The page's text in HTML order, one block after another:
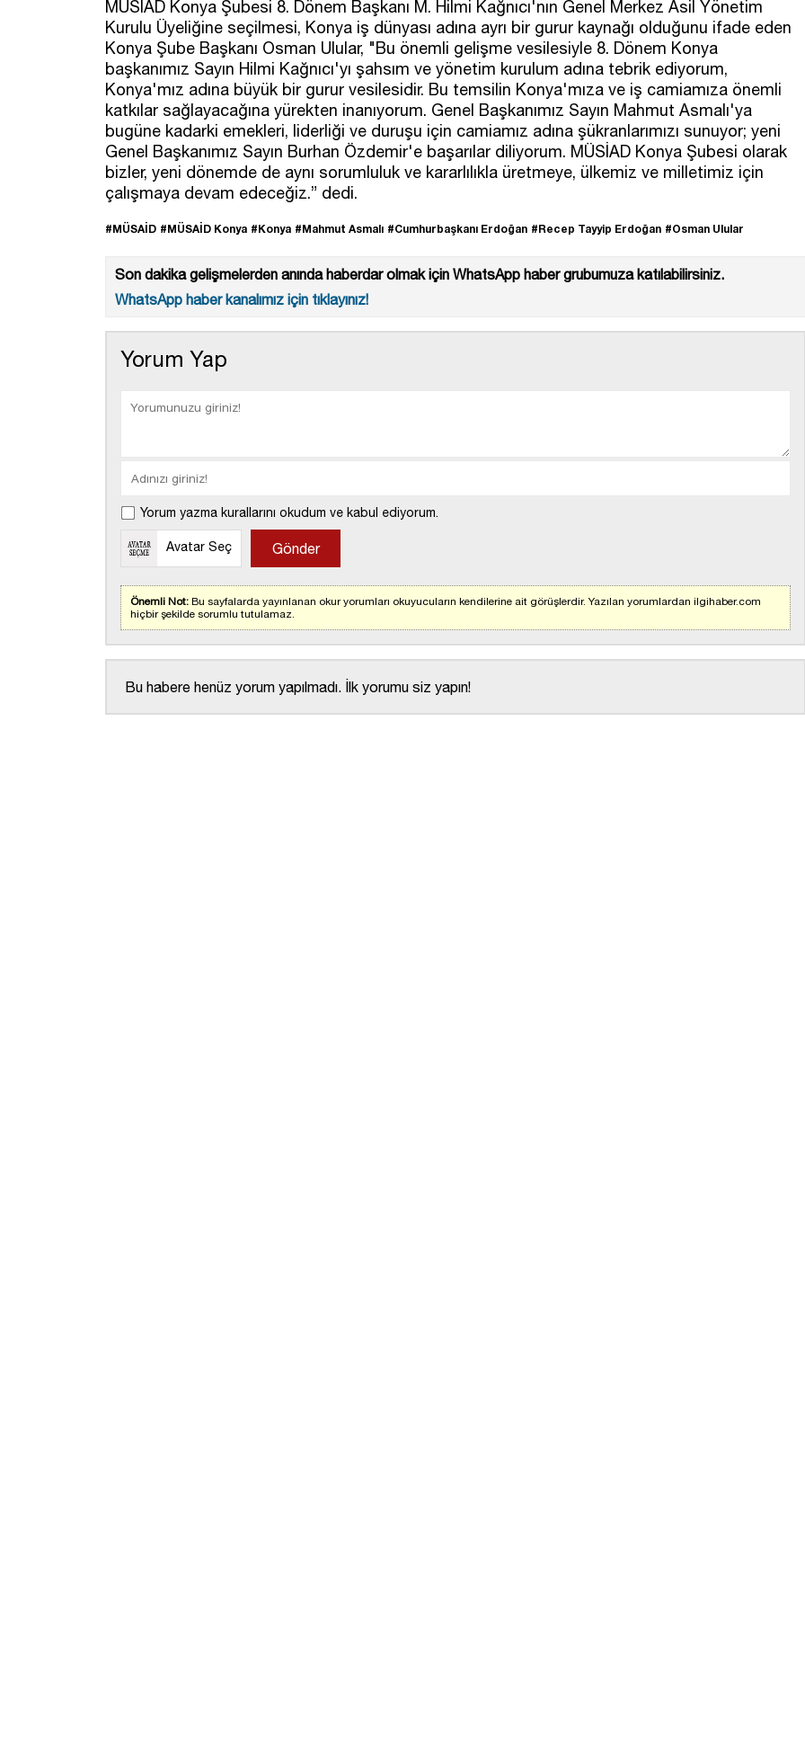
MÜSİAD Konya Şubesi 8. Dönem Başkanı M. Hilmi Kağnıcı'nın Genel Merkez Asil Yönetim
Kurulu Üyeliğine seçilmesi, Konya iş dünyası adına ayrı bir gurur kaynağı olduğunu ifade eden
Konya Şube Başkanı Osman Ulular, "Bu önemli gelişme vesilesiyle 8. Dönem Konya
başkanımız Sayın Hilmi Kağnıcı'yı şahsım ve yönetim kurulum adına tebrik ediyorum,
Konya'mız adına büyük bir gurur vesilesidir. Bu temsilin Konya'mıza ve iş camiamıza önemli
katkılar sağlayacağına yürekten inanıyorum. Genel Başkanımız Sayın Mahmut Asmalı'ya
bugüne kadarki emekleri, liderliği ve duruşu için camiamız adına şükranlarımızı sunuyor; yeni
Genel Başkanımız Sayın Burhan Özdemir'e başarılar diliyorum. MÜSİAD Konya Şubesi olarak
bizler, yeni dönemde de aynı sorumluluk ve kararlılıkla üretmeye, ülkemiz ve milletimiz için
çalışmaya devam edeceğiz.” dedi.
#MÜSAİD #MÜSAİD Konya #Konya #Mahmut Asmalı #Cumhurbaşkanı Erdoğan #Recep Tayyip Erdoğan #Osman Ulular
Son dakika gelişmelerden anında haberdar olmak için WhatsApp haber grubumuza katılabilirsiniz.
WhatsApp haber kanalımız için tıklayınız!
Yorum Yap
Yorum yazma kurallarını okudum ve kabul ediyorum.
Avatar Seç
Önemli Not: Bu sayfalarda yayınlanan okur yorumları okuyucuların kendilerine ait görüşlerdir. Yazılan yorumlardan ilgihaber.com
hiçbir şekilde sorumlu tutulamaz.
Bu habere henüz yorum yapılmadı. İlk yorumu siz yapın!